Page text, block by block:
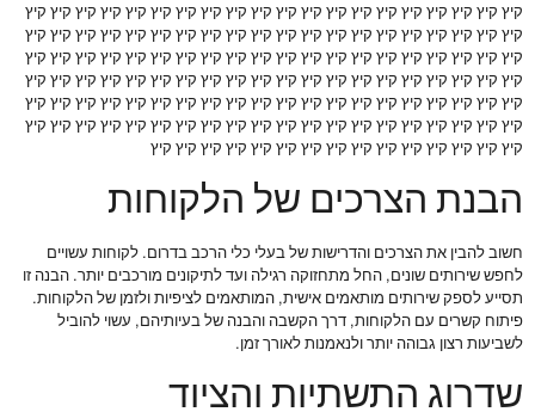
הבנת הצרכים של הלקוחות
חשוב להבין את הצרכים והדרישות של בעלי כלי הרכב בדרום. לקוחות עשויים
לחפש שירותים שונים, החל מתחזוקה רגילה ועד לתיקונים מורכבים יותר. הבנה זו
תסייע לספק שירותים מותאמים אישית, המותאמים לציפיות ולזמן של הלקוחות.
פיתוח קשרים עם הלקוחות, דרך הקשבה והבנה של בעיותיהם, עשוי להוביל
לשביעות רצון גבוהה יותר ולנאמנות לאורך זמן.
שדרוג התשתיות והציוד